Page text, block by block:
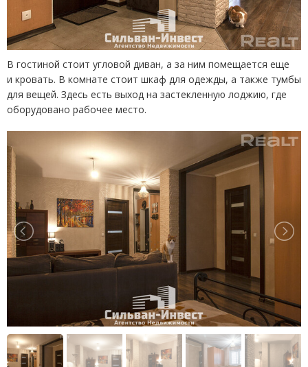
В гостиной стоит угловой диван, а за ним помещается еще
и кровать. В комнате стоит шкаф для одежды, а также тумбы
для вещей. Здесь есть выход на застекленную лоджию, где
оборудовано рабочее место.